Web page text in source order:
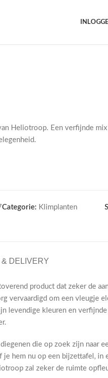
Heliotroop. Een verfijnde mix
Categorie: Klimplanten
DELIVERY
product dat zeker de
vervaardigd om een vleugje
levendige kleuren en
die op zoek zijn naar
hem nu op een bijzettafel, in
zal zeker de ruimte